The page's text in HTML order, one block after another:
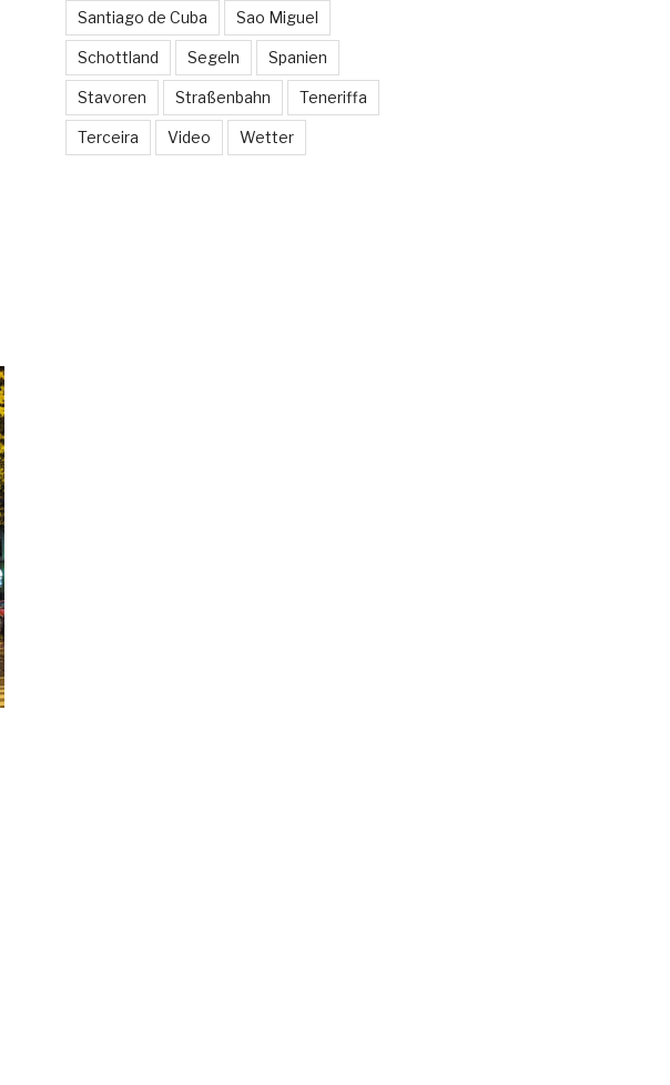
Santiago de Cuba Sao Miguel
Schottland Segeln Spanien
Stavoren Straßenbahn Teneriffa
Terceira Video Wetter